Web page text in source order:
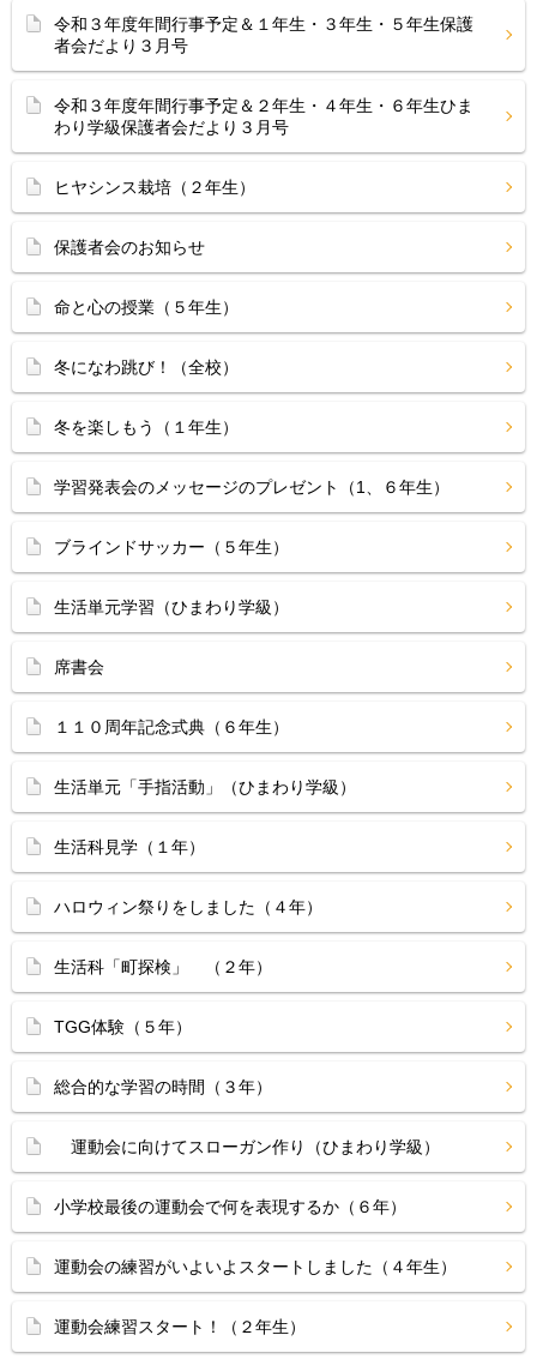
令和３年度年間行事予定＆１年生・３年生・５年生保護
者会だより３月号
令和３年度年間行事予定＆２年生・４年生・６年生ひま
わり学級保護者会だより３月号
ヒヤシンス栽培（２年生）
保護者会のお知らせ
命と心の授業（５年生）
冬になわ跳び！（全校）
冬を楽しもう（１年生）
学習発表会のメッセージのプレゼント（1、６年生）
ブラインドサッカー（５年生）
生活単元学習（ひまわり学級）
席書会
１１０周年記念式典（６年生）
生活単元「手指活動」（ひまわり学級）
生活科見学（１年）
ハロウィン祭りをしました（４年）
生活科「町探検」 （２年）
TGG体験（５年）
総合的な学習の時間（３年）
運動会に向けてスローガン作り（ひまわり学級）
小学校最後の運動会で何を表現するか（６年）
運動会の練習がいよいよスタートしました（４年生）
運動会練習スタート！（２年生）